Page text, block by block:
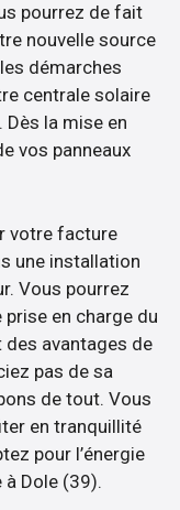
pourrez de fait
nouvelle source
démarches
centrale solaire
la mise en
vos panneaux
votre facture
une installation
Vous pourrez
en charge du
avantages de
pas de sa
de tout. Vous
en tranquillité
pour l’énergie
Dole (39).